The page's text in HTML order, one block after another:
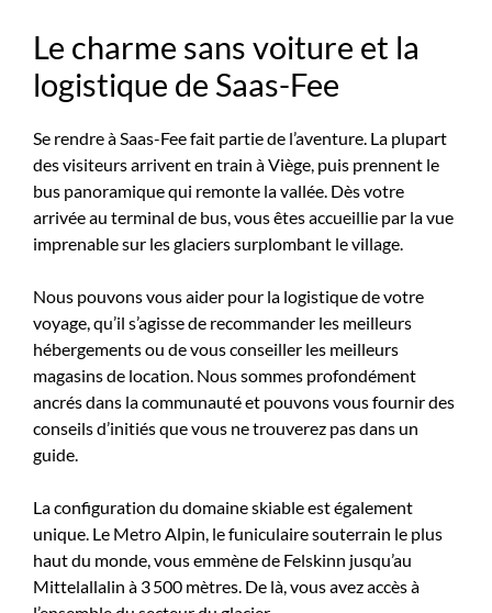
Le charme sans voiture et la
logistique de Saas-Fee
Se rendre à Saas-Fee fait partie de l’aventure. La plupart
des visiteurs arrivent en train à Viège, puis prennent le
bus panoramique qui remonte la vallée. Dès votre
arrivée au terminal de bus, vous êtes accueillie par la vue
imprenable sur les glaciers surplombant le village.
Nous pouvons vous aider pour la logistique de votre
voyage, qu’il s’agisse de recommander les meilleurs
hébergements ou de vous conseiller les meilleurs
magasins de location. Nous sommes profondément
ancrés dans la communauté et pouvons vous fournir des
conseils d’initiés que vous ne trouverez pas dans un
guide.
La configuration du domaine skiable est également
unique. Le Metro Alpin, le funiculaire souterrain le plus
haut du monde, vous emmène de Felskinn jusqu’au
Mittelallalin à 3 500 mètres. De là, vous avez accès à